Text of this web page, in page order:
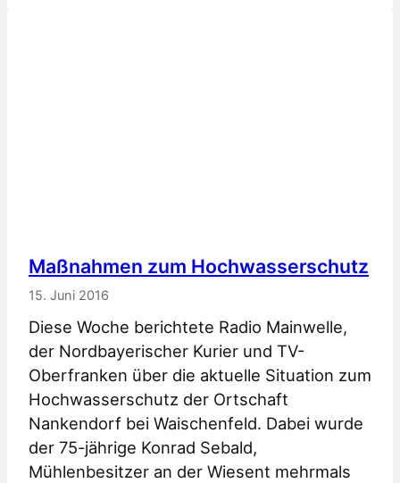
Maßnahmen zum Hochwasserschutz
15. Juni 2016
Diese Woche berichtete Radio Mainwelle,
der Nordbayerischer Kurier und TV-
Oberfranken über die aktuelle Situation zum
Hochwasserschutz der Ortschaft
Nankendorf bei Waischenfeld. Dabei wurde
der 75-jährige Konrad Sebald,
Mühlenbesitzer an der Wiesent mehrmals